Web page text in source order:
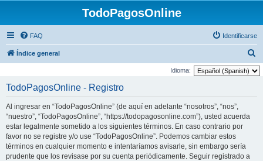
TodoPagosOnline
FAQ Identificarse
Índice general
u
Idioma:
TodoPagosOnline - Registro
Al ingresar en “TodoPagosOnline” (de aquí en adelante “nosotros”, “nos”,
“nuestro”, “TodoPagosOnline”, “https://todopagosonline.com”), usted acuerda
estar legalmente sometido a los siguientes términos. En caso contrario por
favor no se registre y/o use “TodoPagosOnline”. Podemos cambiar estos
términos en cualquier momento e intentaríamos avisarle, sin embargo sería
prudente que los revisase por su cuenta periódicamente. Seguir registrado a